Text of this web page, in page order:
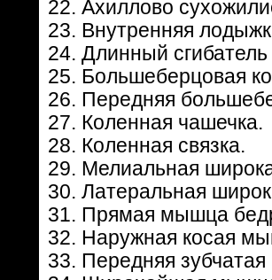
22. Ахиллово
23. Внутренняя
24. Длинный
25. Большеберцовая
26. Передняя
27. Коленная чашечка.
28. Коленная связка.
29. Мелиальная
30. Латеральная
31. Прямая мышца
32. Наружная косая
33. Передняя